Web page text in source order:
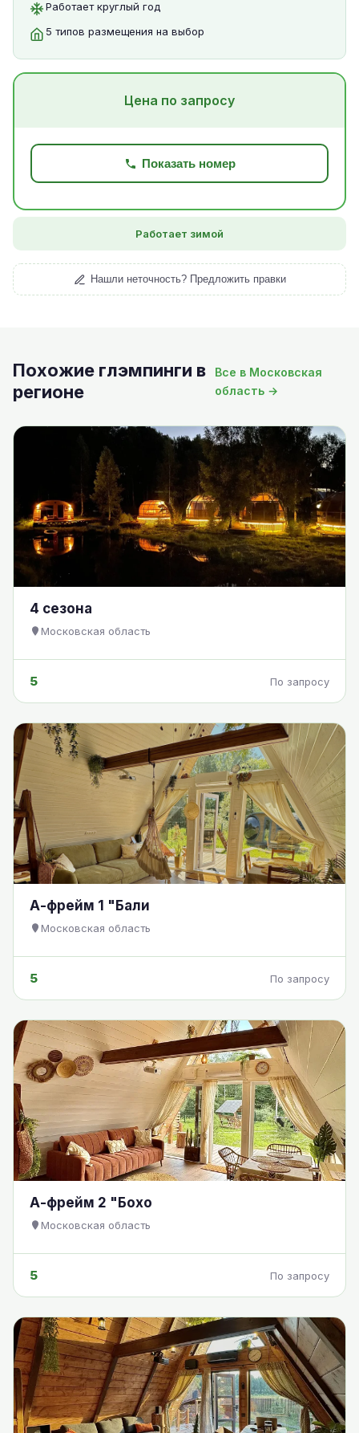
Работает круглый год
5 типов размещения на выбор
Цена по запросу
Показать номер
Работает зимой
Нашли неточность? Предложить правки
Похожие глэмпинги в
регионе
Все в Московская
область →
4 сезона
Московская область
5 По запросу
А-фрейм 1 "Бали
Московская область
5 По запросу
А-фрейм 2 "Бохо
Московская область
5 По запросу